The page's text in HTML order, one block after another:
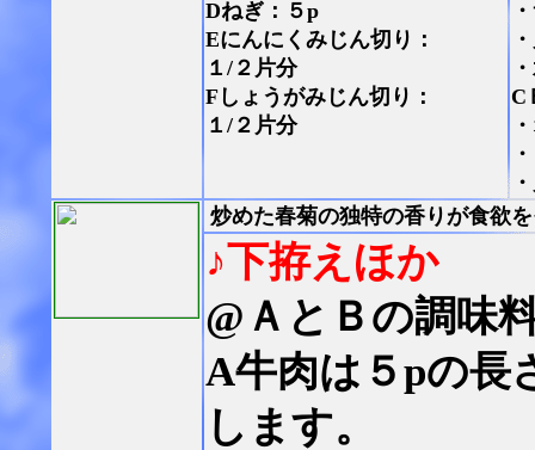
Dねぎ：５p
Eにんにくみじん切り：
１/２片分
Fしょうがみじん切り：
１/２片分
C
炒めた春菊の独特の香りが食欲
♪下拵えほか
@ＡとＢの調味
A牛肉は５pの長
します。